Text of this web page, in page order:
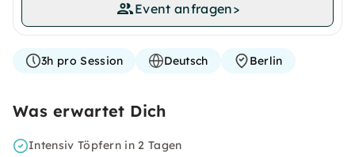
Event anfragen>
3h pro Session Deutsch Berlin
Was erwartet Dich
Intensiv Töpfern in 2 Tagen